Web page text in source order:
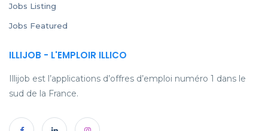
Jobs Listing
Jobs Featured
ILLIJOB - L'EMPLOIR ILLICO
Illijob est l’applications d’offres d’emploi numéro 1 dans le
sud de la France.